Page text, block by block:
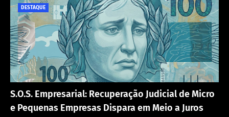
DESTAQUE
S.O.S. Empresarial: Recuperação Judicial de Micro
e Pequenas Empresas Dispara em Meio a Juros